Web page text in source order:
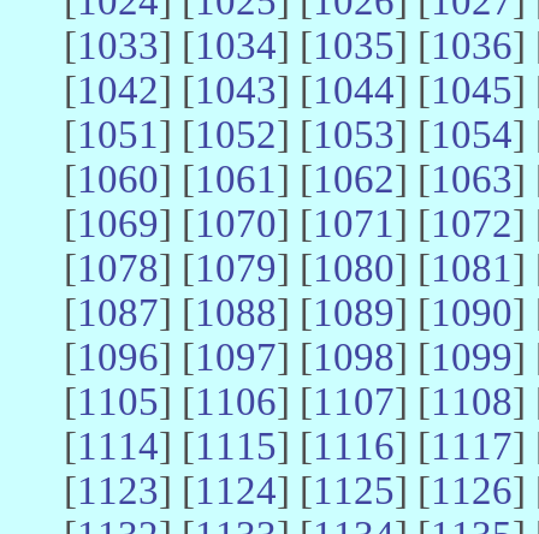
[1033] [1034] [1035] [1036]
[1042] [1043] [1044] [1045]
[1051] [1052] [1053] [1054]
[1060] [1061] [1062] [1063]
[1069] [1070] [1071] [1072]
[1078] [1079] [1080] [1081]
[1087] [1088] [1089] [1090]
[1096] [1097] [1098] [1099]
[1105] [1106] [1107] [1108]
[1114] [1115] [1116] [1117]
[1123] [1124] [1125] [1126]